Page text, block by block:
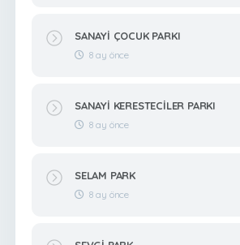
SANAYİ ÇOCUK PARKI
8 ay önce
SANAYİ KERESTECİLER PARKI
8 ay önce
SELAM PARK
8 ay önce